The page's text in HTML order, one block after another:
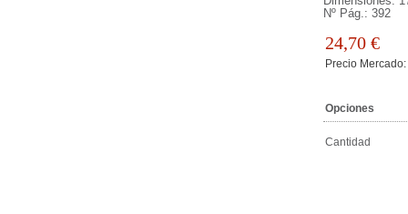
Nº Pág.: 392
24,70 €
Precio Mercado:
Opciones
Cantidad